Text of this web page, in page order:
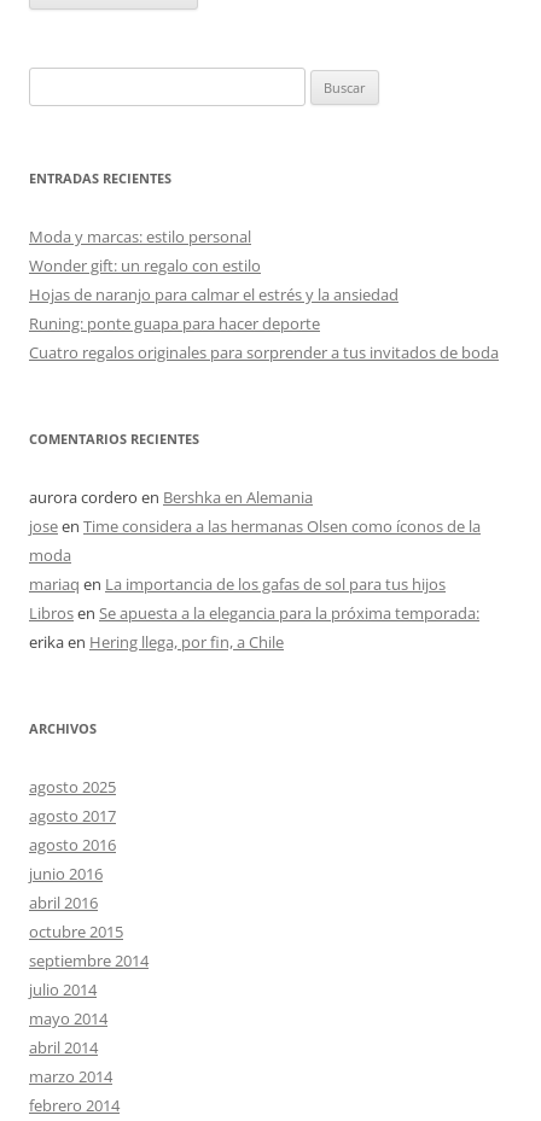
ENTRADAS RECIENTES
Moda y marcas: estilo personal
Wonder gift: un regalo con estilo
Hojas de naranjo para calmar el estrés y la ansiedad
Runing: ponte guapa para hacer deporte
Cuatro regalos originales para sorprender a tus invitados de boda
COMENTARIOS RECIENTES
aurora cordero en Bershka en Alemania
joseen Time considera a las hermanas Olsen como íconos de la
moda
mariaq en La importancia de los gafas de sol para tus hijos
Librosen Se apuesta a la elegancia para la próxima temporada:
erikaen Hering llega, por fin, a Chile
ARCHIVOS
agosto 2025
agosto 2017
agosto 2016
junio 2016
abril 2016
octubre 2015
septiembre 2014
julio 2014
mayo 2014
abril 2014
marzo 2014
febrero 2014